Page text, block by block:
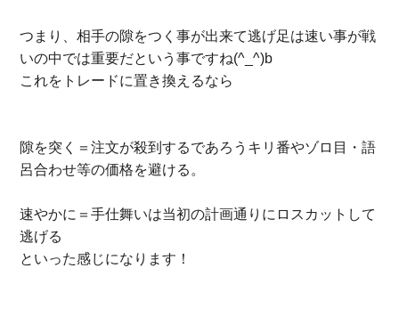
つまり、相手の隙をつく事が出来て逃げ足は速い事が戦
いの中では重要だという事ですね(^_^)b
これをトレードに置き換えるなら
隙を突く＝注文が殺到するであろうキリ番やゾロ目・語
呂合わせ等の価格を避ける。
速やかに＝手仕舞いは当初の計画通りにロスカットして
逃げる
といった感じになります！